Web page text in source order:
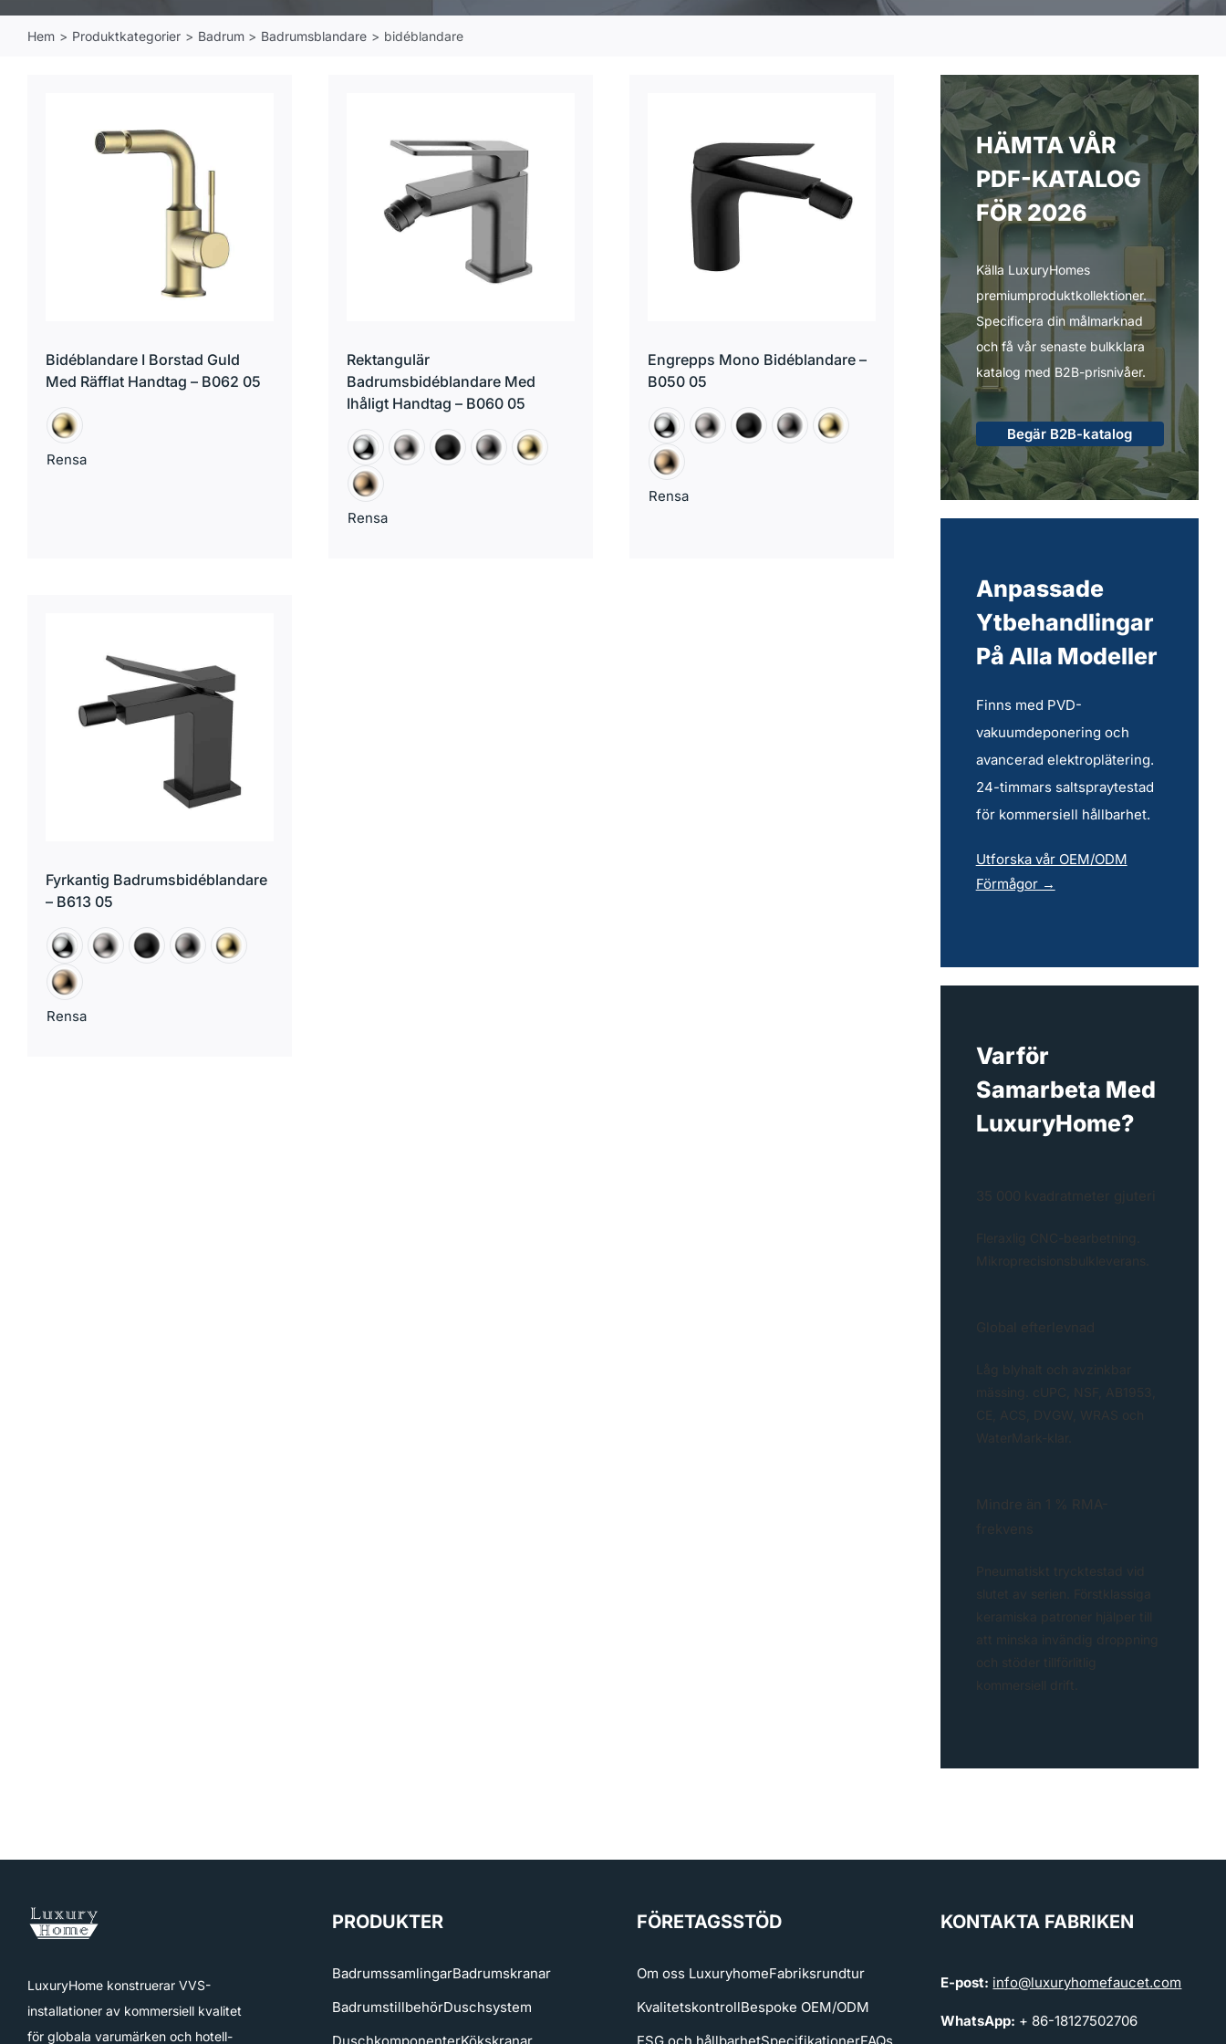
Hem Produktkategorier Badrum Badrumsblandare bidéblandare
Bidéblandare I Borstad Guld
Med Räfflat Handtag – B062 05
Rensa
Rektangulär
Badrumsbidéblandare Med
Ihåligt Handtag – B060 05
Rensa
Engrepps Mono Bidéblandare –
B050 05
Rensa
Fyrkantig Badrumsbidéblandare
– B613 05
Rensa
HÄMTA VÅR
PDF-KATALOG
FÖR 2026
Källa LuxuryHomes
premiumproduktkollektioner.
Specificera din målmarknad
och få vår senaste bulkklara
katalog med B2B-prisnivåer.
Begär B2B-katalog
Anpassade
Ytbehandlingar
På Alla Modeller
Finns med PVD-
vakuumdeponering och
avancerad elektroplätering.
24-timmars saltspraytestad
för kommersiell hållbarhet.
Utforska vår OEM/ODM
Förmågor →
Varför
Samarbeta Med
LuxuryHome?
35 000 kvadratmeter gjuteri
Fleraxlig CNC-bearbetning.
Mikroprecisionsbulkleverans.
Global efterlevnad
Låg blyhalt och avzinkbar
mässing. cUPC, NSF, AB1953,
CE, ACS, DVGW, WRAS och
WaterMark-klar.
Mindre än 1 % RMA-
frekvens
Pneumatiskt trycktestad vid
slutet av serien. Förstklassiga
keramiska patroner hjälper till
att minska invändig droppning
och stöder tillförlitlig
kommersiell drift.
LuxuryHome konstruerar VVS-
installationer av kommersiell kvalitet
för globala varumärken och hotell-
PRODUKTER
BadrumssamlingarBadrumskranar
BadrumstillbehörDuschsystem
FÖRETAGSSTÖD
Om oss LuxuryhomeFabriksrundtur
KvalitetskontrollBespoke OEM/ODM
KONTAKTA FABRIKEN
E-post: info@luxuryhomefaucet.com
WhatsApp: + 86-18127502706